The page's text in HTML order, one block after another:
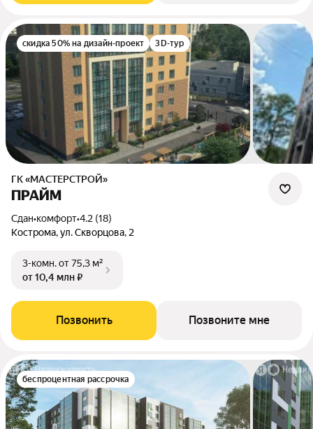
скидка 50% на дизайн-проект 3D-тур
ГК «МАСТЕРСТРОЙ»
ПРАЙМ
Сдан•комфорт•4.2 (18)
Кострома, ул. Скворцова, 2
3-комн.от 75,3 м²
от 10,4 млн ₽
Позвонить Позвоните мне
беспроцентная рассрочка